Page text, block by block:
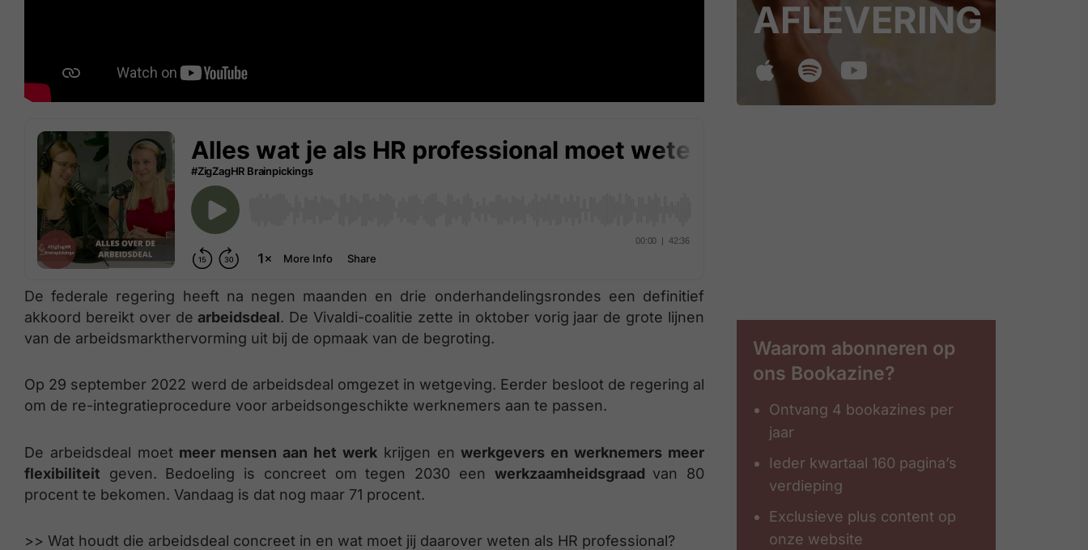
De federale regering heeft na negen maanden en drie onderhandelingsrondes een definitief
akkoord bereikt over dearbeidsdeal. De Vivaldi-coalitie zette in oktober vorig jaar de grote lijnen
van de arbeidsmarkthervorming uit bij de opmaak van de begroting.
Op 29 september 2022 werd de arbeidsdeal omgezet in wetgeving. Eerder besloot de regering al
om de re-integratieprocedure voor arbeidsongeschikte werknemers aan te passen.
De arbeidsdeal moet meer mensen aan het werkkrijgen enwerkgevers en werknemers meer
flexibiliteit geven. Bedoeling is concreet om tegen 2030 een werkzaamheidsgraadvan 80
procent te bekomen. Vandaag is dat nog maar 71 procent.
>> Wat houdt die arbeidsdeal concreet in en wat moet jij daarover weten als HR professional?
AFLEVERING
Waarom abonneren op
ons Bookazine?
Ontvang 4 bookazines per
jaar
Ieder kwartaal 160 pagina’s
verdieping
Exclusieve plus content op
onze website